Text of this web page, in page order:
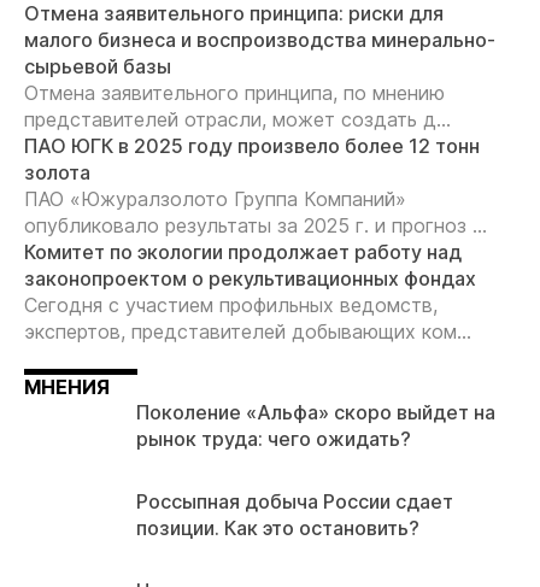
Отмена заявительного принципа: риски для
малого бизнеса и воспроизводства минерально-
сырьевой базы
Отмена заявительного принципа, по мнению
представителей отрасли, может создать д...
ПАО ЮГК в 2025 году произвело более 12 тонн
золота
ПАО «Южуралзолото Группа Компаний»
опубликовало результаты за 2025 г. и прогноз ...
Комитет по экологии продолжает работу над
законопроектом о рекультивационных фондах
Сегодня с участием профильных ведомств,
экспертов, представителей добывающих ком...
МНЕНИЯ
Поколение «Альфа» скоро выйдет на
рынок труда: чего ожидать?
Россыпная добыча России сдает
позиции. Как это остановить?